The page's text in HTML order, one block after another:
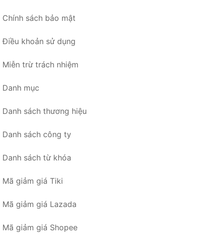
Chính sách bảo mật
Điều khoản sử dụng
Miễn trừ trách nhiệm
Danh mục
Danh sách thương hiệu
Danh sách công ty
Danh sách từ khóa
Mã giảm giá Tiki
Mã giảm giá Lazada
Mã giảm giá Shopee